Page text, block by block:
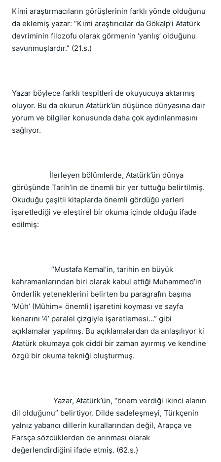
Kimi araştırmacıların görüşlerinin farklı yönde olduğunu
da eklemiş yazar: “Kimi araştırıcılar da Gökalp’i Atatürk
devriminin filozofu olarak görmenin ‘yanlış’ olduğunu
savunmuşlardır.” (21.s.)
Yazar böylece farklı tespitleri de okuyucuya aktarmış
oluyor. Bu da okurun Atatürk’ün düşünce dünyasına dair
yorum ve bilgiler konusunda daha çok aydınlanmasını
sağlıyor.
İlerleyen bölümlerde, Atatürk’ün dünya
görüşünde Tarih’in de önemli bir yer tuttuğu belirtilmiş.
Okuduğu çeşitli kitaplarda önemli gördüğü yerleri
işaretlediği ve eleştirel bir okuma içinde olduğu ifade
edilmiş:
“Mustafa Kemal’in, tarihin en büyük
kahramanlarından biri olarak kabul ettiği Muhammed’in
önderlik yeteneklerini belirten bu paragrafın başına
‘Müh’ (Mühim= önemli) işaretini koyması ve sayfa
kenarını ‘4’ paralel çizgiyle işaretlemesi…” gibi
açıklamalar yapılmış. Bu açıklamalardan da anlaşılıyor ki
Atatürk okumaya çok ciddi bir zaman ayırmış ve kendine
özgü bir okuma tekniği oluşturmuş.
Yazar, Atatürk’ün, “önem verdiği ikinci alanın
dil olduğunu” belirtiyor. Dilde sadeleşmeyi, Türkçenin
yalnız yabancı dillerin kurallarından değil, Arapça ve
Farsça sözcüklerden de arınması olarak
değerlendirdiğini ifade etmiş. (62.s.)